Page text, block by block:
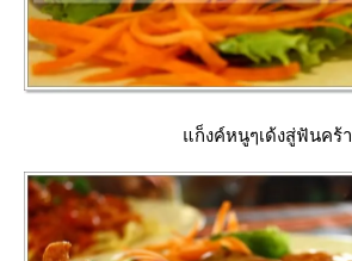
ก็งค์หนูๆเด้งสู่ฟันคร้า